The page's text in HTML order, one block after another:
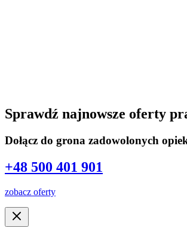
Sprawdź najnowsze oferty
Dołącz do grona zadowolonych
+48 500 401 901
zobacz oferty